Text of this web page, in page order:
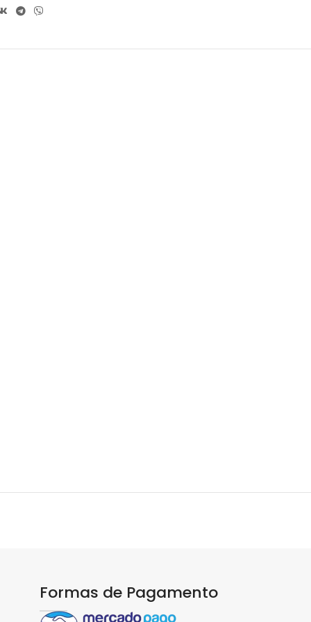
Formas de Pagamento